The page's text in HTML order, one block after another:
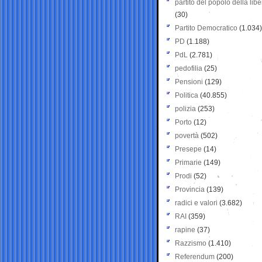
partito del popolo della
(30)
Partito Democratico (1.034)
PD (1.188)
PdL (2.781)
pedofilia (25)
Pensioni (129)
Politica (40.855)
polizia (253)
Porto (12)
povertà (502)
Presepe (14)
Primarie (149)
Prodi (52)
Provincia (139)
radici e valori (3.682)
RAI (359)
rapine (37)
Razzismo (1.410)
Referendum (200)